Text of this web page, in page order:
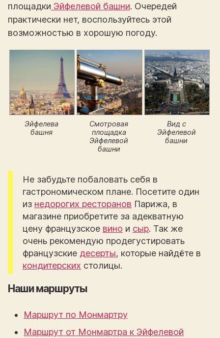
площадки Эйфелевой башни. Очередей
практически нет, воспользуйтесь этой
возможностью в хорошую погоду.
Эйфелева
башня
Смотровая
площадка
Эйфелевой
башни
Вид с
Эйфелевой
башни
Не забудьте побаловать себя в
гастрономическом плане. Посетите один
из недорогих ресторанов Парижа, в
магазине приобретите за адекватную
цену французское вино и сыр. Так же
очень рекомендую продегустировать
французские десерты, которые найдёте в
кондитерских столицы.
Наши маршруты
Маршрут по Монмартру
Маршрут от Монмартра к Эйфелевой